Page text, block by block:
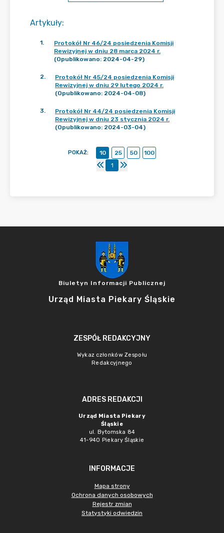
Artykuły:
1.
Protokół Nr 46/24 posiedzenia Komisji
Rewizyjnej w dniu 28 marca 2024 r.
(Opublikowano: 2024-04-29)
2.
Protokół Nr 45/24 posiedzenia Komisji
Rewizyjnej w dniu 29 lutego 2024 r.
(Opublikowano: 2024-04-08)
3.
Protokół Nr 44/24 posiedzenia Komisji
Rewizyjnej w dniu 23 stycznia 2024 r.
(Opublikowano: 2024-03-04)
POKAŻ: 10 25 50
100
1
Biuletyn Informacji Publicznej
Urząd Miasta Piekary Śląskie
ZESPÓŁ REDAKCYJNY
Wykaz członków Zespołu
Redakcyjnego
ADRES REDAKCJI
Urząd Miasta Piekary
Śląskie
ul. Bytomska 84
41-940 Piekary Śląskie
INFORMACJE
Mapa strony
Ochrona danych osobowych
Rejestr zmian
Statystyki odwiedzin